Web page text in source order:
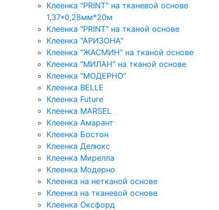
Клеенка "PRINT" на тканевой основе
1,37*0,28мм*20м
Клеенка "PRINT" на тканой основе
Клеенка "АРИЗОНА"
Клеенка "ЖАСМИН" на тканой основе
Клеенка "МИЛАН" на тканой основе
Клеенка "МОДЕРНО"
Клеенка BELLE
Клеенка Future
Клеенка MARSEL
Клеенка Амарант
Клеенка Бостон
Клеенка Делюкс
Клеенка Мирелла
Клеенка Модерно
Клеенка на нетканой основе
Клеенка на тканевой основе
Клеенка Оксфорд